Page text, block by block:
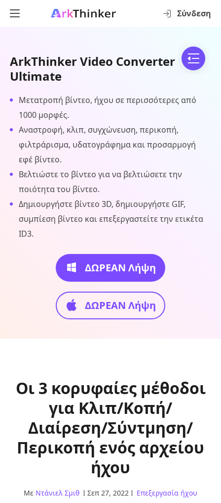
Σύνδεση
ArkThinker Video Converter
Ultimate
Μετατροπή βίντεο, ήχου σε περισσότερες από
1000 μορφές.
Αναστροφή, κλιπ, συγχώνευση, περικοπή,
φιλτράρισμα, υδατογράφημα και προσαρμογή
εφέ βίντεο.
Βελτιώστε το βίντεο για να βελτιώσετε την
ποιότητα του βίντεο.
Δημιουργήστε βίντεο 3D, δημιουργήστε GIF,
συμπίεση βίντεο και επεξεργαστείτε την ετικέτα
ID3.
ΔΩΡΕΑΝ Λήψη
ΔΩΡΕΑΝ Λήψη
Οι 3 κορυφαίες μέθοδοι
για Κλιπ/Κοπή/
Διαίρεση/Σύντμηση/
Περικοπή ενός αρχείου
ήχου
Με Ντάνιελ Σμιθ Σεπ 27, 2022 Επεξεργασία ήχου